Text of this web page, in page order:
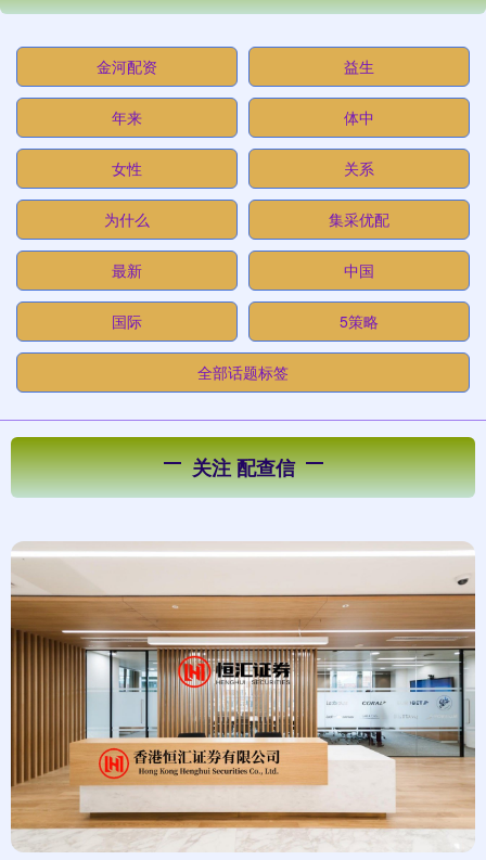
金河配资 益生
年来 体中
女性 关系
为什么 集采优配
最新 中国
国际 5策略
全部话题标签
关注 配查信